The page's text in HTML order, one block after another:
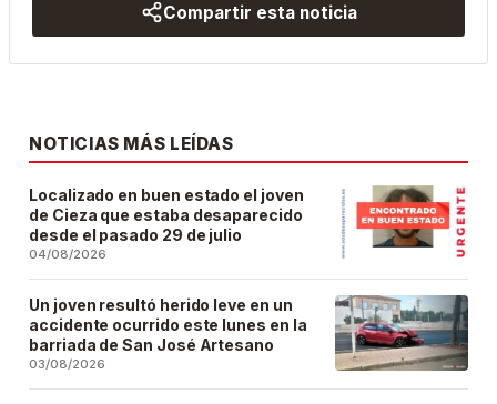
Compartir esta noticia
NOTICIAS MÁS LEÍDAS
Localizado en buen estado el joven
de Cieza que estaba desaparecido
desde el pasado 29 de julio
04/08/2026
Un joven resultó herido leve en un
accidente ocurrido este lunes en la
barriada de San José Artesano
03/08/2026